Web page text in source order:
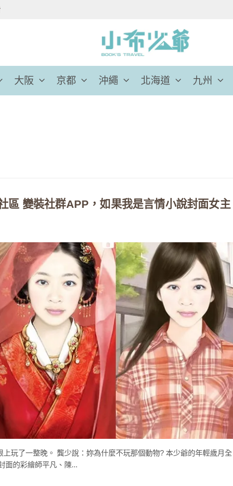
大阪 京都 沖繩 北海道 九州
區 變裝社群APP，如果我是言情小說封面女主
玩了一整晚。 龔少說：妳為什麼不玩那個動物? 本少爺的年輕歲月全
面的彩繪師平凡、陳...